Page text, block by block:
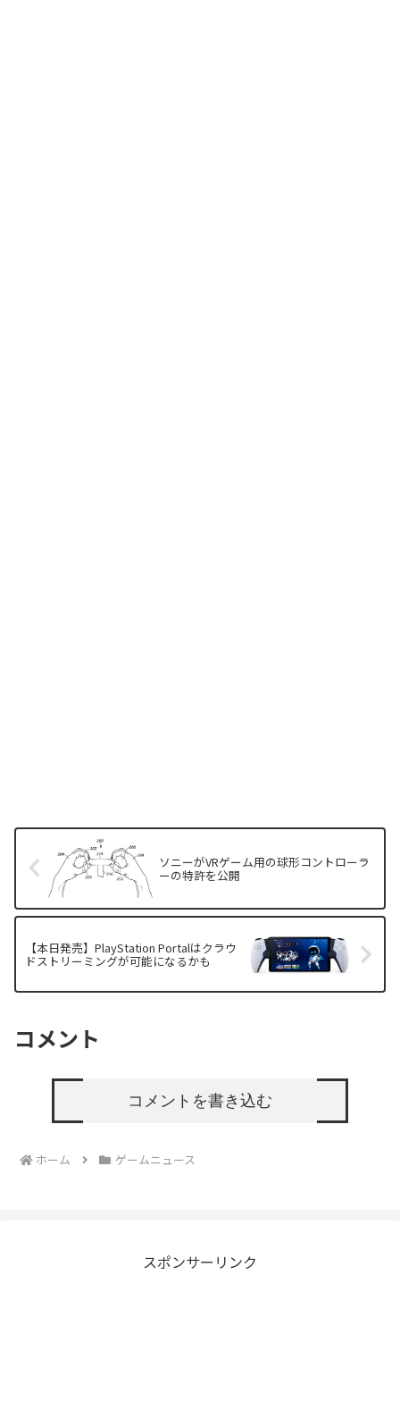
ソニーがVRゲーム用の球形コントローラ
ーの特許を公開
【本日発売】PlayStation Portalはクラウ
ドストリーミングが可能になるかも
コメント
コメントを書き込む
ホーム ゲームニュース
スポンサーリンク